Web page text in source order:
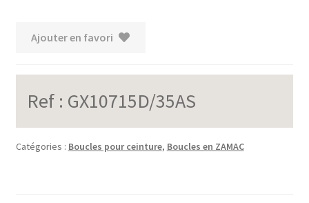
Ajouter en favori
Ref : GX10715D/35AS
Catégories : Boucles pour ceinture, Boucles en ZAMAC